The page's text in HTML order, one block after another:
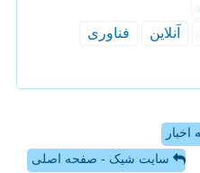
آنلاین
فناوری
سایت شیک - صفحه اصلی